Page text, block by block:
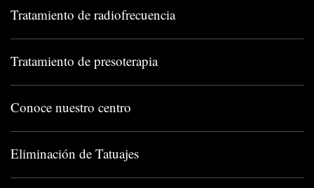
Tratamiento de radiofrecuencia
Tratamiento de presoterapia
Conoce nuestro centro
Eliminación de Tatuajes